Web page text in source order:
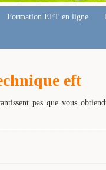
Formation EFT en ligne
eft
pas que vous